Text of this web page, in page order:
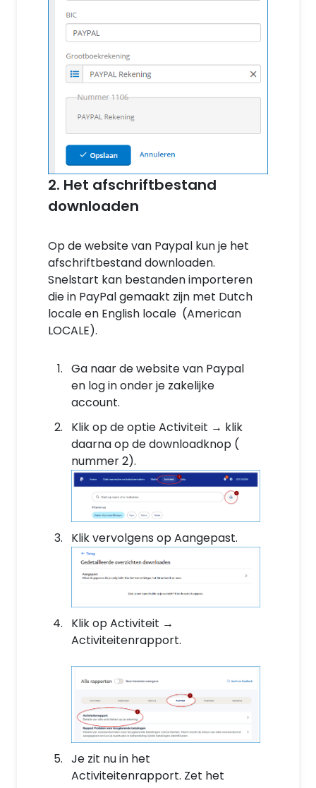
2. Het afschriftbestand
downloaden
Op de website van Paypal kun je het
afschriftbestand downloaden.
Snelstart kan bestanden importeren
die in PayPal gemaakt zijn met Dutch
locale en English locale (American
LOCALE).
Ga naar de website van Paypal
en log in onder je zakelijke
account.
Klik op de optie Activiteit → klik
daarna op de downloadknop (
nummer 2).
Klik vervolgens op Aangepast.
Klik op Activiteit →
Activiteitenrapport.
Je zit nu in het
Activiteitenrapport. Zet het